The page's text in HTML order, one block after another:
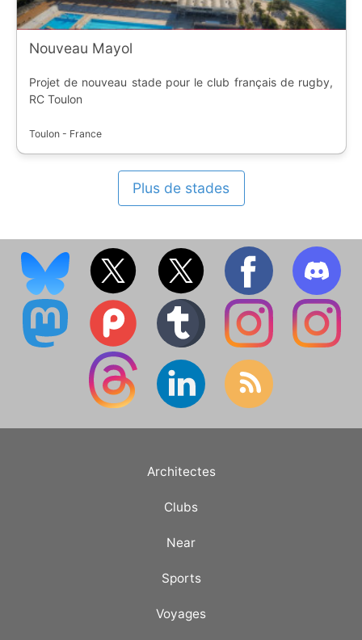
Nouveau Mayol
Projet de nouveau stade pour le club français de rugby,
RC Toulon
Toulon - France
Plus de stades
Architectes
Clubs
Near
Sports
Voyages